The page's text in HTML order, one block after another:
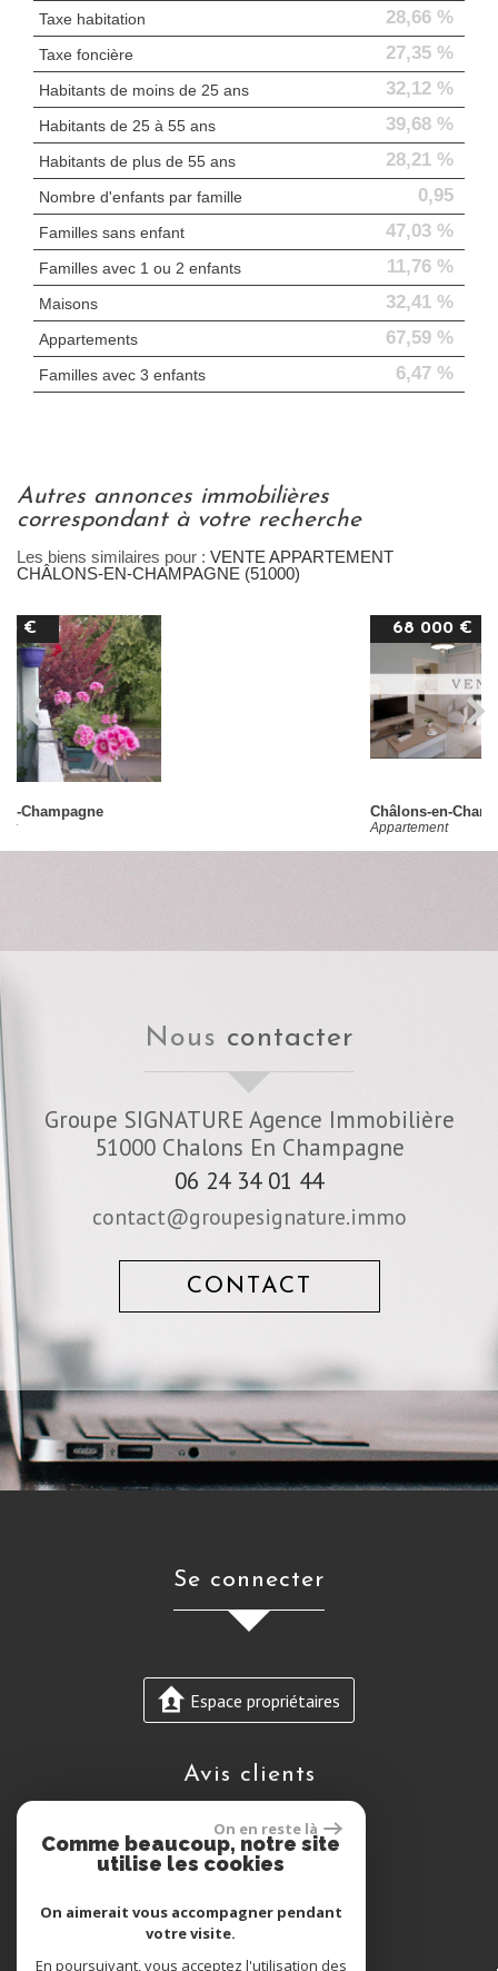
Taxe habitation 28,66 %
Taxe foncière 27,35 %
Habitants de moins de 25 ans 32,12 %
Habitants de 25 à 55 ans 39,68 %
Habitants de plus de 55 ans 28,21 %
Nombre d'enfants par famille 0,95
Familles sans enfant 47,03 %
Familles avec 1 ou 2 enfants 11,76 %
Maisons 32,41 %
Appartements 67,59 %
Familles avec 3 enfants 6,47 %
autres annonces immobilières
correspondant à votre recherche
Les biens similaires pour : VENTE APPARTEMENT
CHÂLONS-EN-CHAMPAGNE (51000)
68 000 €
nous contacter
Groupe SIGNATURE Agence Immobilière
51000 Chalons En Champagne
06 24 34 01 44
contact@groupesignature.immo
CONTACT
se connecter
Espace propriétaires
avis clients
On en reste là
Comme beaucoup, notre site
utilise les cookies
On aimerait vous accompagner pendant
votre visite.
En poursuivant, vous acceptez l'utilisation des